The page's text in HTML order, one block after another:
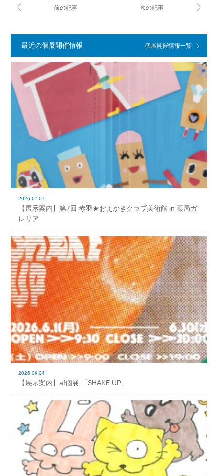
最近の個展開催情報 個展開催情報一覧
2026.07.07
【展示案内】第7回 赤羽★おえかきクラブ美術館 in 薬局ガ
レリア
2026.06.04
【展示案内】af個展 「SHAKE UP」